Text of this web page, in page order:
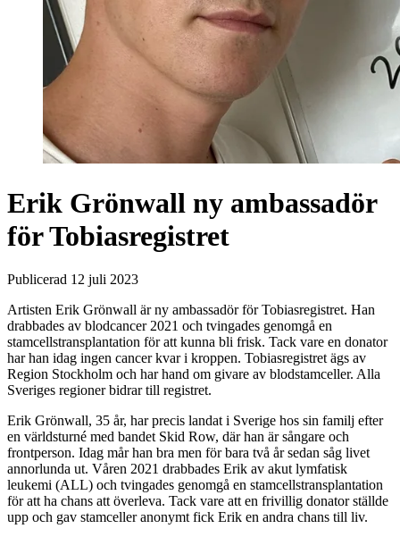
Erik Grönwall ny ambassadör
för Tobiasregistret
Publicerad 12 juli 2023
Artisten Erik Grönwall är ny ambassadör för Tobiasregistret. Han
drabbades av blodcancer 2021 och tvingades genomgå en
stamcellstransplantation för att kunna bli frisk. Tack vare en donator
har han idag ingen cancer kvar i kroppen. Tobiasregistret ägs av
Region Stockholm och har hand om givare av blodstamceller. Alla
Sveriges regioner bidrar till registret.
Erik Grönwall, 35 år, har precis landat i Sverige hos sin familj efter
en världsturné med bandet Skid Row, där han är sångare och
frontperson. Idag mår han bra men för bara två år sedan såg livet
annorlunda ut. Våren 2021 drabbades Erik av akut lymfatisk
leukemi (ALL) och tvingades genomgå en stamcellstransplantation
för att ha chans att överleva. Tack vare att en frivillig donator ställde
upp och gav stamceller anonymt fick Erik en andra chans till liv.